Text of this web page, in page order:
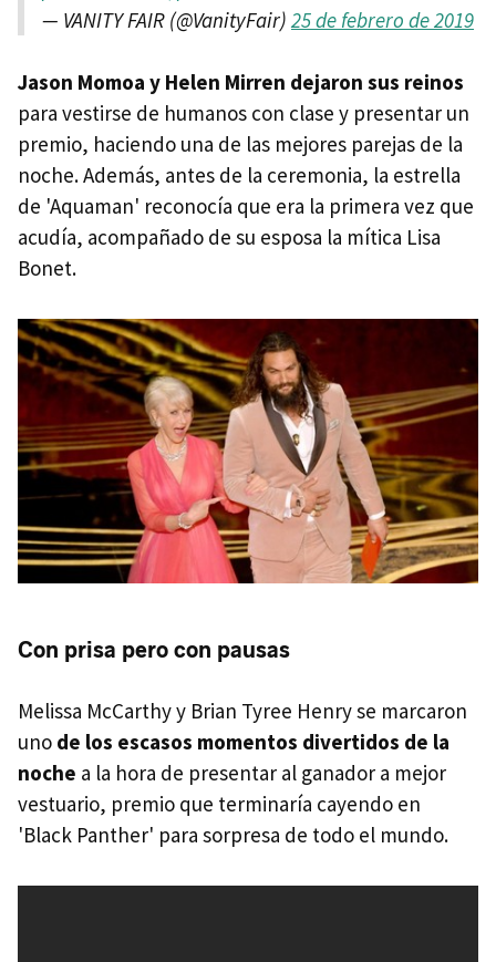
— VANITY FAIR (@VanityFair) 25 de febrero de 2019
Jason Momoa y Helen Mirren dejaron sus reinos
para vestirse de humanos con clase y presentar un
premio, haciendo una de las mejores parejas de la
noche. Además, antes de la ceremonia, la estrella
de 'Aquaman' reconocía que era la primera vez que
acudía, acompañado de su esposa la mítica Lisa
Bonet.
Con prisa pero con pausas
Melissa McCarthy y Brian Tyree Henry se marcaron
uno de los escasos momentos divertidos de la
noche a la hora de presentar al ganador a mejor
vestuario, premio que terminaría cayendo en
'Black Panther' para sorpresa de todo el mundo.